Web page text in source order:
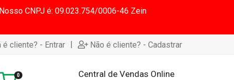
CNPJ é: 09.023.754/0006-46 Zein
é cliente? - Entrar | Não é cliente? - Cadastrar
0 Central de Vendas Online